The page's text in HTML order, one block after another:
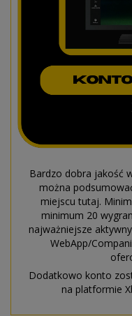
Bardzo dobra jakość
można
miejscu tutaj.
minimum 20
najważniejsze
WebApp/
Dodatkowo konto
na platformie